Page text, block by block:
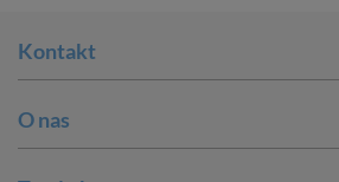
Kontakt
O nas